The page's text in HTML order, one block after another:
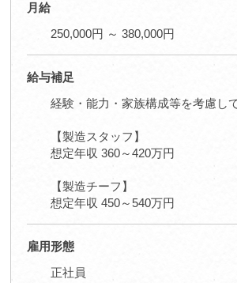
月給
250,000円 ～ 380,000円
給与補足
経験・能力・家族構成等を考慮し
【製造スタッフ】
想定年収 360～420万円
【製造チーフ】
想定年収 450～540万円
雇用形態
正社員